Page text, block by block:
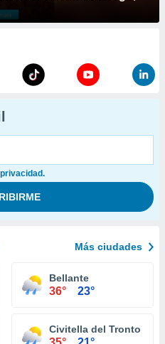
Más ciudades
Bellante
36° 23°
Civitella del Tronto